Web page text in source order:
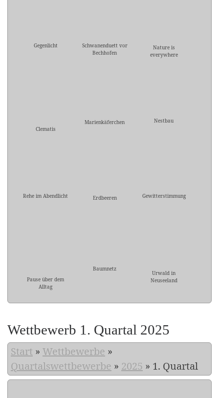
Gegenlicht
Schwanenduett vor
Bechhofen
Nature is
everywhere
Clematis
Marienkäferchen Nestbau
Rehe im Abendlicht Erdbeeren Gewitterstimmung
Pause über dem
Alltag
Baumnetz
Urwald in
Neuseeland
Wettbewerb 1. Quartal 2025
Start » Wettbewerbe »
Quartalswettbewerbe » 2025 » 1. Quartal